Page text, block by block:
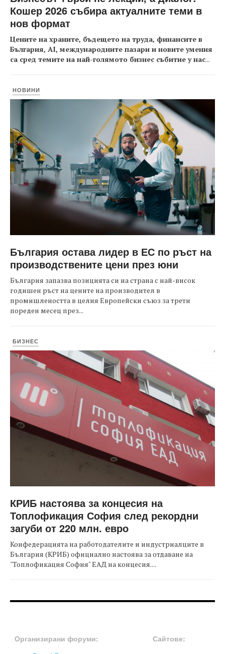
Кошер 2026 събира актуалните теми в
нов формат
Цените на храните, бъдещето на труда, финансите в
България, AI, международните пазари и новите умения
са сред темите на най-голямото бизнес събитие у нас...
НОВИНИ
България остава лидер в ЕС по ръст на
производствените цени през юни
България запазва позицията си на страна с най-висок
годишен ръст на цените на производител в
промишлеността в целия Европейски съюз за трети
пореден месец през...
БИЗНЕС
КРИБ настоява за концесия на
Топлофикация София след рекордни
загуби от 220 млн. евро
Конфедерацията на работодателите и индустриалците в
България (КРИБ) официално настоява за отдаване на
"Топлофикация София" ЕАД на концесия....
Организирани форуми:
Сайтове: